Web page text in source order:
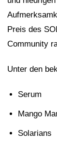
Preis des
Community
Unter den
Serum
Mango
Solarians